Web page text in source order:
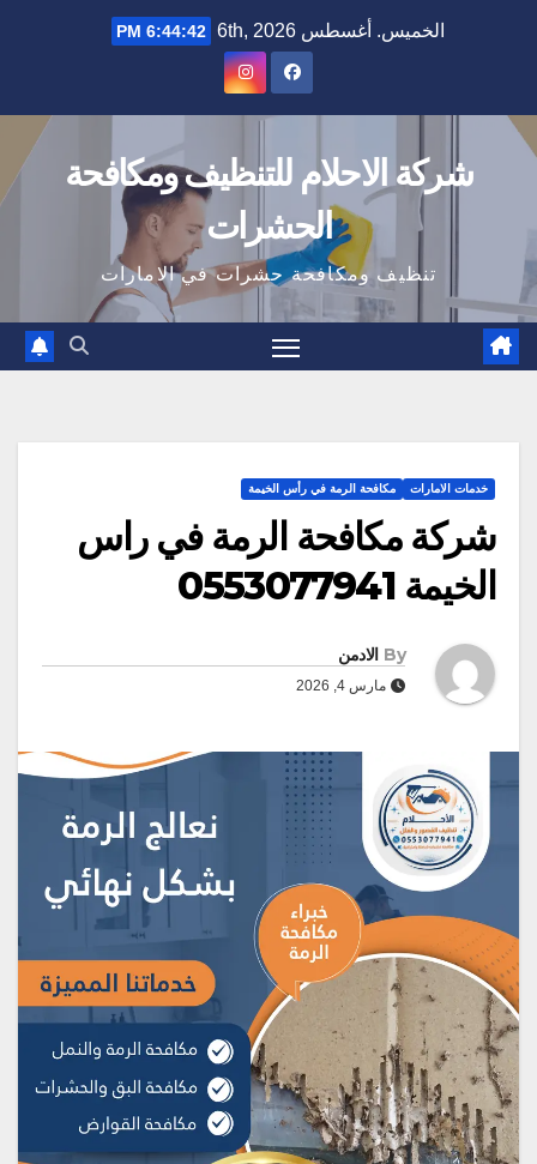
الخميس. أغسطس 6th, 2026 6:44:44 PM
شركة الاحلام للتنظيف ومكافحة
الحشرات
تنظيف ومكافحة حشرات في الامارات
خدمات الامارات مكافحة الرمة في رأس الخيمة
شركة مكافحة الرمة في راس
الخيمة 0553077941
By الادمن
مارس 4, 2026